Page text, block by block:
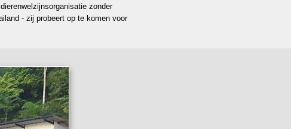
zonder
- zij probeert op te komen voor